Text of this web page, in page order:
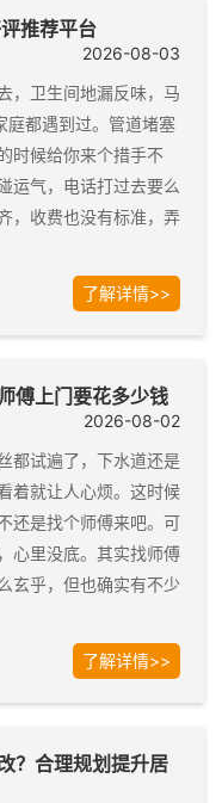
推荐平台
2026-08-03
，卫生间地漏反味，马
都遇到过。管道堵塞
时候给你来个措手不
运气，电话打过去要么
，收费也没有标准，弄
了解详情>>
傅上门要花多少钱
2026-08-02
都试遍了，下水道还是
着就让人心烦。这时候
还是找个师傅来吧。可
心里没底。其实找师傅
玄乎，但也确实有不少
了解详情>>
？合理规划提升居